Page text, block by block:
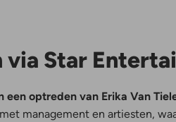
via Star
optreden van Erika Van
management en artiesten,